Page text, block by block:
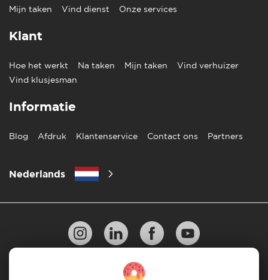
Mijn taken
Vind dienst Onze services
Klant
Hoe het werkt Na taken Mijn taken
Vind verhuizer
Vind klusjesman
Informatie
Blog Afdruk Klantenservice Contact ons Partners
Nederlands
10 regels voor succesvol verhuizen